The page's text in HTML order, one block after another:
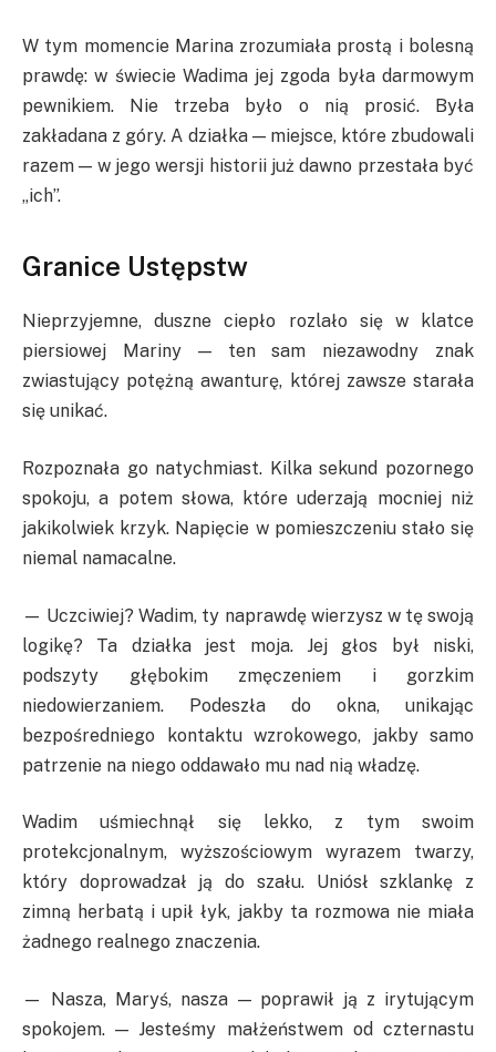
W tym momencie Marina zrozumiała prostą i bolesną
prawdę: w świecie Wadima jej zgoda była darmowym
pewnikiem. Nie trzeba było o nią prosić. Była
zakładana z góry. A działka — miejsce, które zbudowali
razem — w jego wersji historii już dawno przestała być
„ich”.
Granice Ustępstw
Nieprzyjemne, duszne ciepło rozlało się w klatce
piersiowej Mariny — ten sam niezawodny znak
zwiastujący potężną awanturę, której zawsze starała
się unikać.
Rozpoznała go natychmiast. Kilka sekund pozornego
spokoju, a potem słowa, które uderzają mocniej niż
jakikolwiek krzyk. Napięcie w pomieszczeniu stało się
niemal namacalne.
— Uczciwiej? Wadim, ty naprawdę wierzysz w tę swoją
logikę? Ta działka jest moja. Jej głos był niski,
podszyty głębokim zmęczeniem i gorzkim
niedowierzaniem. Podeszła do okna, unikając
bezpośredniego kontaktu wzrokowego, jakby samo
patrzenie na niego oddawało mu nad nią władzę.
Wadim uśmiechnął się lekko, z tym swoim
protekcjonalnym, wyższościowym wyrazem twarzy,
który doprowadzał ją do szału. Uniósł szklankę z
zimną herbatą i upił łyk, jakby ta rozmowa nie miała
żadnego realnego znaczenia.
— Nasza, Maryś, nasza — poprawił ją z irytującym
spokojem. — Jesteśmy małżeństwem od czternastu